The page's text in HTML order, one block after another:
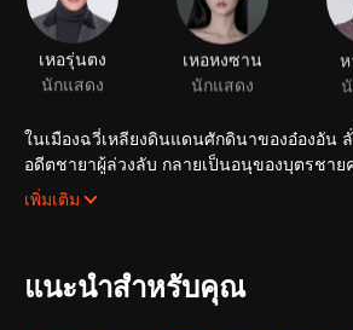
เหอรุ่นตง
นักแสดง
เหอหงซาน
นักแสดง
ห
ในเมืองฉวี่เหลียงดินแดนศักดินาของอ๋องอัน
อดีตชายาผู้ล่วงลับ กลายเป็นอนุของบุตรชา
ได้เห็นใจที่มีเมตตาฝักใฝ่ประชาของเฮ่อเห
เพิ่มเติม
แนะนำสำหรับคุณ